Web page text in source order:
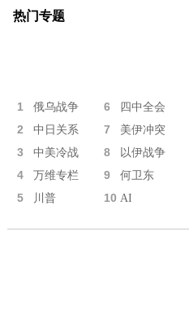
热门专题
1 俄乌战争 6 四中全会
2 中日关系 7 美伊冲突
3 中美冷战 8 以伊战争
4 万维专栏 9 何卫东
5 川普 10 AI